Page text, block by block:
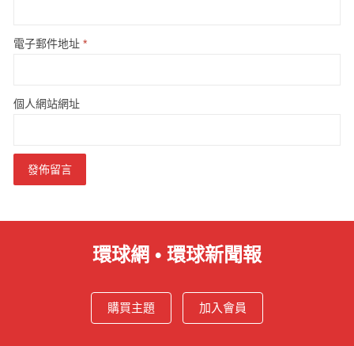
電子郵件地址 *
個人網站網址
環球網 • 環球新聞報
購買主題 加入會員